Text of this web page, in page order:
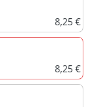
8,25 €
8,25 €